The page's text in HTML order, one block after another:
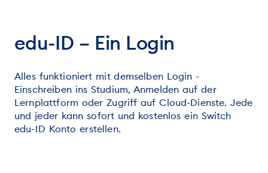
edu-ID – Ein Login
Alles funktioniert mit demselben Login -
Einschreiben ins Studium, Anmelden auf der
Lernplattform oder Zugriff auf Cloud-Dienste. Jede
und jeder kann sofort und kostenlos ein Switch
edu-ID Konto erstellen.